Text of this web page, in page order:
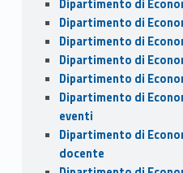
Dipartimento di
Dipartimento di
Dipartimento di
Dipartimento di
Dipartimento di
Dipartimento di
eventi
Dipartimento di
docente